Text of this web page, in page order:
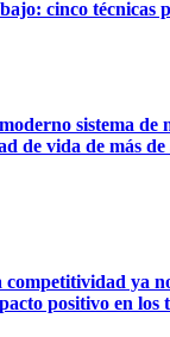
cinco técnicas
sistema de
de vida de más de
ya
positivo en los